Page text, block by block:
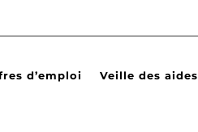
d’emploi Veille des aides